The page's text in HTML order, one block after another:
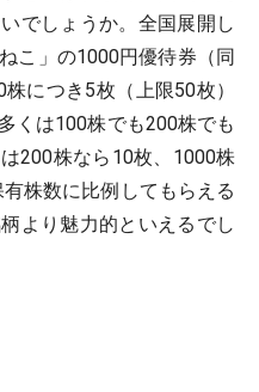
でしょうか。全国展開し
こ」の1000円優待券（同
につき5枚（上限50枚）
くは100株でも200株でも
200株なら10枚、1000株
株数に比例してもらえる
より魅力的といえるでし